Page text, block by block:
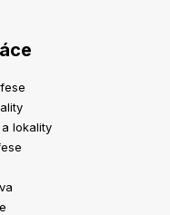
lokality